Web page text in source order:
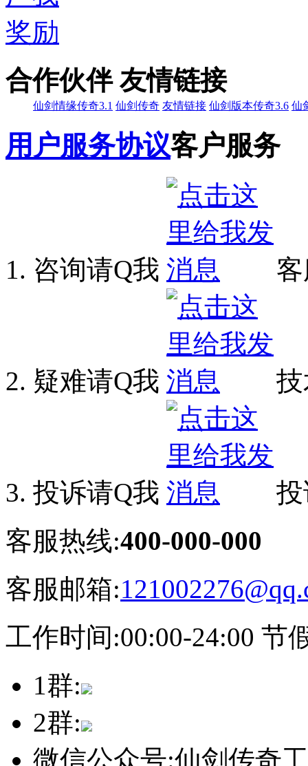
合作伙伴 友情链接
仙剑情缘传奇3.1 仙剑传奇 友情链接 仙剑版本传奇3.6 仙
用户服务协议客户服务
咨询请Q我
疑难请Q我 技
投诉请Q我
投
客服热线:400-000-000
客服邮箱:
工作时间:00:00-24:00 节
1群:
2群:
微信公众号:仙剑传奇